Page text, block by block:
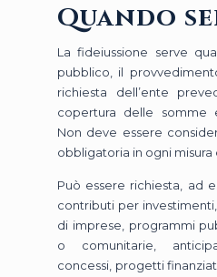
Quando
La fideiussione serve
pubblico, il
richiesta dell’ente
copertura delle somme
Non deve essere
obbligatoria in ogni
Può essere richiesta, ad
contributi per
di imprese, programmi
o comunitarie,
concessi, progetti